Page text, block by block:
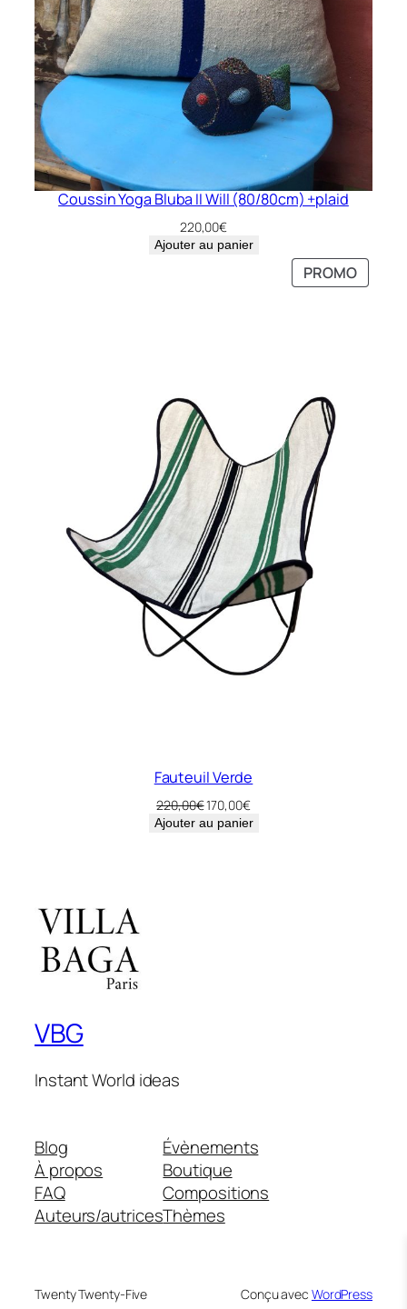
Coussin Yoga Bluba II Will (80/80cm) +plaid
220,00€
Ajouter au panier
PROMO
EN
PROMO
EN
Fauteuil Verde
220,00€Le
prix
170,00€Le
prix
Ajouter au panier
VBG
Instant World ideas
Blog
À propos
FAQ
Auteurs/autrices
Évènements
Boutique
Compositions
Thèmes
Twenty Twenty-Five Conçu avec WordPress